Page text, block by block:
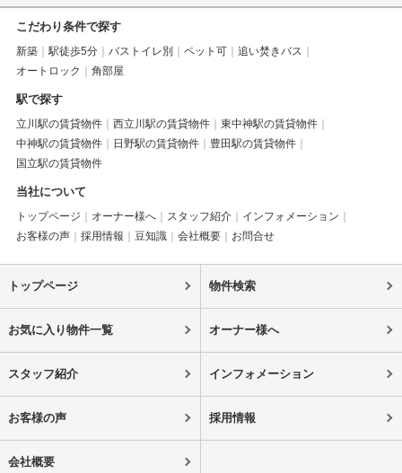
こだわり条件で探す
新築 駅徒歩5分 バストイレ別 ペット可
追い焚きバス
オートロック
角部屋
駅で探す
立川駅の賃貸物件 西立川駅の賃貸物件
東中神駅の賃貸物件
中神駅の賃貸物件
日野駅の賃貸物件
豊田駅の賃貸物件
国立駅の賃貸物件
当社について
トップページ オーナー様へ スタッフ紹介
インフォメーション
お客様の声
採用情報 豆知識 会社概要 お問合せ
トップページ 物件検索
お気に入り物件一覧 オーナー様へ
スタッフ紹介 インフォメーション
お客様の声 採用情報
会社概要